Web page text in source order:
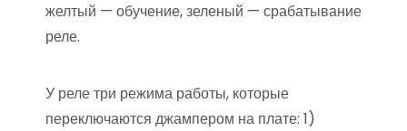
желтый — обучение, зеленый — срабатывание
реле.
У реле три режима работы, которые
переключаются джампером на плате: 1)